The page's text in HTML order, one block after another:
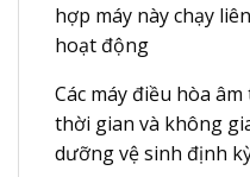
hợp máy này chạy
hoạt động
Các máy điều hòa
thời gian và không
dưỡng vệ sinh định